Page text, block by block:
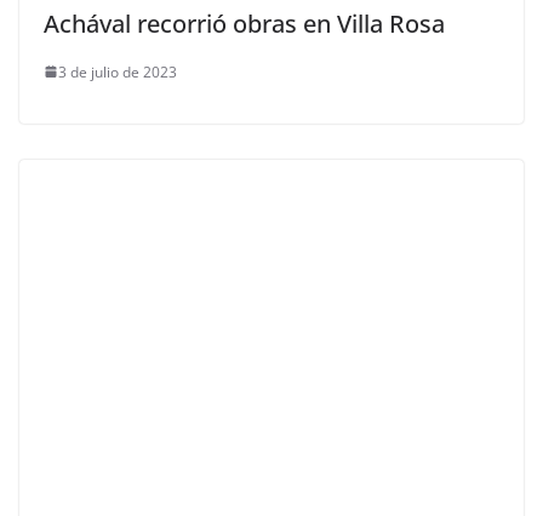
Achával recorrió obras en Villa Rosa
3 de julio de 2023